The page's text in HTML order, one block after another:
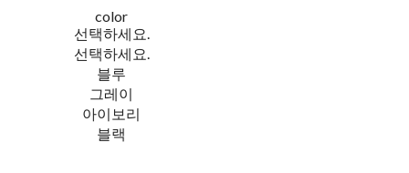
color
선택하세요.
선택하세요.
블루
그레이
아이보리
블랙